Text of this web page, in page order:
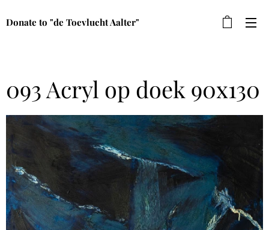
Donate to "de Toevlucht Aalter"
093 Acryl op doek 90x130